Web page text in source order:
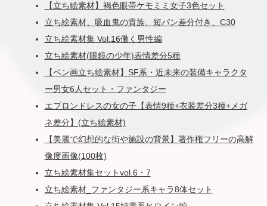
【立ち絵素材】褐色眼帯ケモミミ女子3色セット
立ち絵素材、吸血鬼の貴族、短パン差分付き、C30
立ち絵素材集 Vol.16働く男性編
立ち絵素材(眼鏡の少年)表情差分5種
【ペン画立ち絵素材】SF系・近未来の装備キャラクタ
ー男女6人セット・ファンタジー
エプロンドレスの女の子【表情9種+衣装差分3種+メガ
ネ差分】(立ち絵素材)
【美麗で幻想的な街や施設の背景】著作権フリーの高解
像度画像(100枚)
立ち絵素材集セットvol.6・7
立ち絵素材_ファンタジー系キャラ8体セット